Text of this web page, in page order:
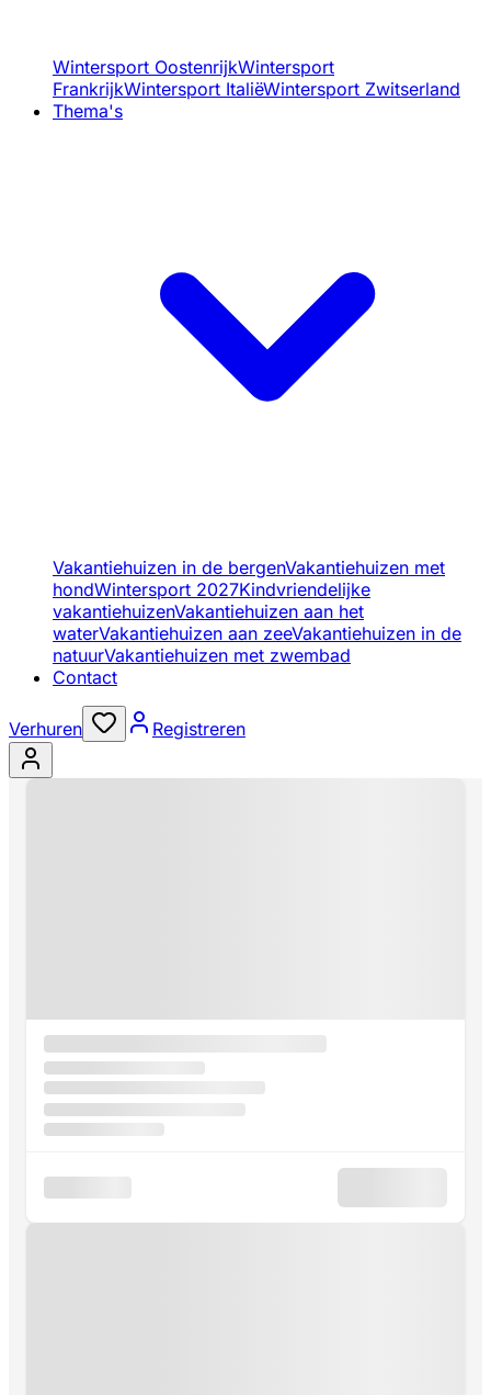
Wintersport OostenrijkWintersport
FrankrijkWintersport ItaliëWintersport Zwitserland
Thema's
Vakantiehuizen in de bergenVakantiehuizen met
hondWintersport 2027Kindvriendelijke
vakantiehuizenVakantiehuizen aan het
waterVakantiehuizen aan zeeVakantiehuizen in de
natuurVakantiehuizen met zwembad
Contact
Verhuren Registreren